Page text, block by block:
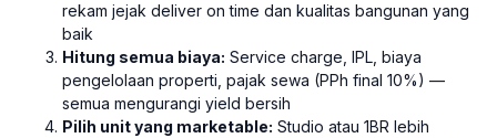
rekam jejak deliver on time dan kualitas bangunan yang
baik
Hitung semua biaya: Service charge, IPL, biaya
pengelolaan properti, pajak sewa (PPh final 10%) —
semua mengurangi yield bersih
Pilih unit yang marketable: Studio atau 1BR lebih